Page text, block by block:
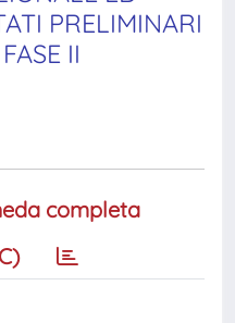
PRELIMINARI
II
completa